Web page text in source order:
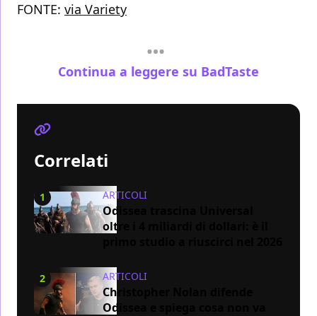
FONTE: via Variety
Continua a leggere su BadTaste
Correlati
1 ARTICOLI
Odissea trascina Universal
oltre i 4 miliardi di dollari: è il
2 ARTICOLI
Christopher Nolan difende
Odissea e spiega cosa non va